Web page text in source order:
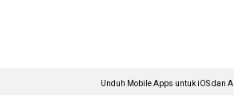
Unduh Mobile Apps untuk iOS dan